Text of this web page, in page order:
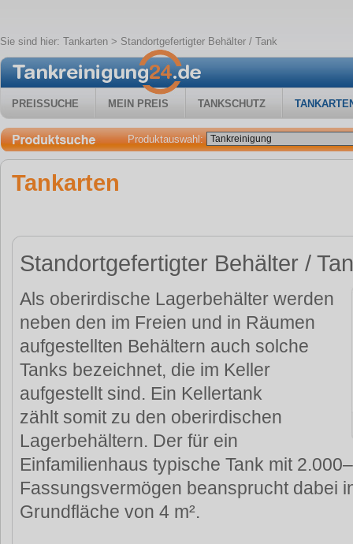
Sie sind hier: Tankarten > Standortgefertigter Behälter / Tank
PREISSUCHE MEIN PREIS TANKSCHUTZ
Produktauswahl:
Tankarten
Standortgefertigter Behälter /
Als oberirdische Lagerbehälter werden
neben den im Freien und in Räumen
aufgestellten Behältern auch solche
Tanks bezeichnet, die im Keller
aufgestellt sind. Ein Kellertank
zählt somit zu den oberirdischen
Lagerbehältern. Der für ein
Einfamilienhaus typische Tank mit
Fassungsvermögen beansprucht dabei
Grundfläche von 4 m².